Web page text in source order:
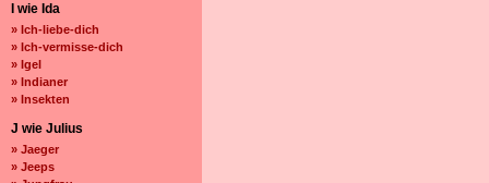
I wie Ida
» Ich-liebe-dich
» Ich-vermisse-dich
» Igel
» Indianer
» Insekten
J wie Julius
» Jaeger
» Jeeps